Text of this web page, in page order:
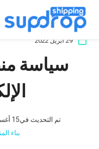
تخطى
المحتوى
29 أبريل 2022
سياسة
تم التحديث في15 أغسطس 2024
بناء